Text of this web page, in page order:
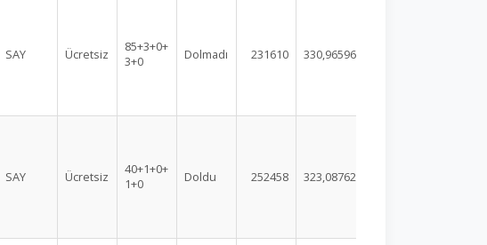
SAY Ücretsiz
85+3+0+
3+0
Dolmadı 231610 330,96596
SAY Ücretsiz
40+1+0+
1+0
Doldu 252458 323,08762